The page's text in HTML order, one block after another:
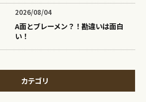
2026/08/04
A面とブレーメン？！勘違いは面白
い！
カテゴリ